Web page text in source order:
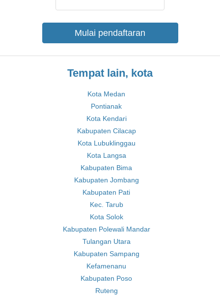
Mulai pendaftaran
Tempat lain, kota
Kota Medan
Pontianak
Kota Kendari
Kabupaten Cilacap
Kota Lubuklinggau
Kota Langsa
Kabupaten Bima
Kabupaten Jombang
Kabupaten Pati
Kec. Tarub
Kota Solok
Kabupaten Polewali Mandar
Tulangan Utara
Kabupaten Sampang
Kefamenanu
Kabupaten Poso
Ruteng